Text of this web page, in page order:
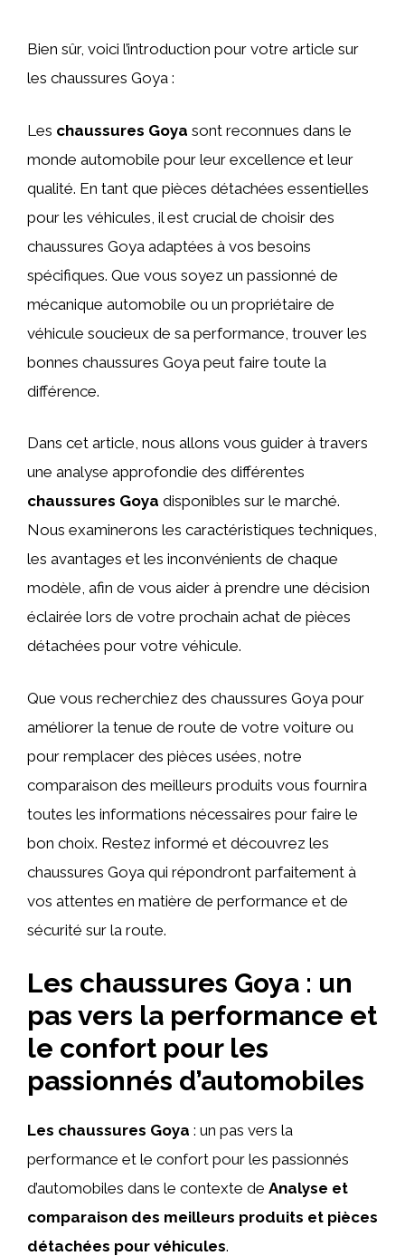
Bien sûr, voici l’introduction pour votre article sur
les chaussures Goya :
Les chaussures Goya sont reconnues dans le
monde automobile pour leur excellence et leur
qualité. En tant que pièces détachées essentielles
pour les véhicules, il est crucial de choisir des
chaussures Goya adaptées à vos besoins
spécifiques. Que vous soyez un passionné de
mécanique automobile ou un propriétaire de
véhicule soucieux de sa performance, trouver les
bonnes chaussures Goya peut faire toute la
différence.
Dans cet article, nous allons vous guider à travers
une analyse approfondie des différentes
chaussures Goya disponibles sur le marché.
Nous examinerons les caractéristiques techniques,
les avantages et les inconvénients de chaque
modèle, afin de vous aider à prendre une décision
éclairée lors de votre prochain achat de pièces
détachées pour votre véhicule.
Que vous recherchiez des chaussures Goya pour
améliorer la tenue de route de votre voiture ou
pour remplacer des pièces usées, notre
comparaison des meilleurs produits vous fournira
toutes les informations nécessaires pour faire le
bon choix. Restez informé et découvrez les
chaussures Goya qui répondront parfaitement à
vos attentes en matière de performance et de
sécurité sur la route.
Les chaussures Goya : un
pas vers la performance et
le confort pour les
passionnés d’automobiles
Les chaussures Goya : un pas vers la
performance et le confort pour les passionnés
d’automobiles dans le contexte de Analyse et
comparaison des meilleurs produits et pièces
détachées pour véhicules.